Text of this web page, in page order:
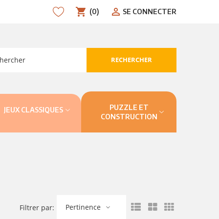
shopping_cart (0) person_outline SE CONNECTER
search
RECHERCHER
JEUX CLASSIQUES
PUZZLE ET
CONSTRUCTION
Filtrer par: Pertinence